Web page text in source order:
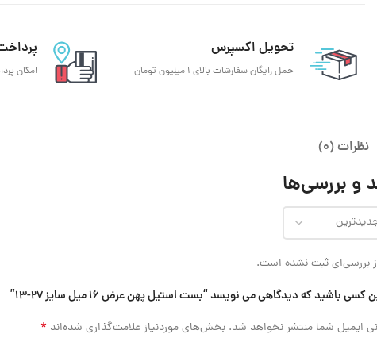
تحویل اکسپرس
حمل رایگان سفارشات بالای 1 میلیون تومان امکان
نظرات (0)
و بررسی‌ها
بررسی‌ای ثبت نشده است.
کسی باشید که دیدگاهی می نویسد “بست استیل پهن عرض 16 میل سایز 27-13”
ایمیل شما منتشر نخواهد شد. بخش‌های موردنیاز علامت‌گذاری شده‌اند *